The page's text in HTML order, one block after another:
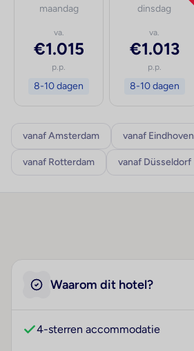
maandag
va.
€1.015
p.p.
8-10 dagen
dinsdag
va.
€1.013
p.p.
8-10 dagen
vanaf Amsterdam vanaf Eindhoven
vanaf Rotterdam vanaf Düsseldorf
Waarom dit hotel?
4-sterren accommodatie